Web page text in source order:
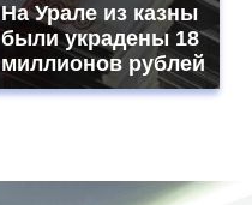
На Урале из казны
были украдены 18
миллионов рублей